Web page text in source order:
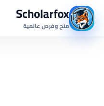
Scholarfox
منح وفرص عالمية